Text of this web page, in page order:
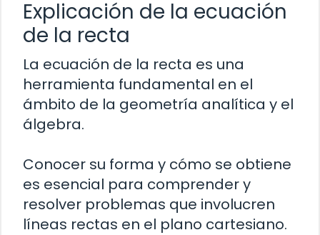
Explicación de la ecuación
de la recta
La ecuación de la recta es una
herramienta fundamental en el
ámbito de la geometría analítica y el
álgebra.
Conocer su forma y cómo se obtiene
es esencial para comprender y
resolver problemas que involucren
líneas rectas en el plano cartesiano.